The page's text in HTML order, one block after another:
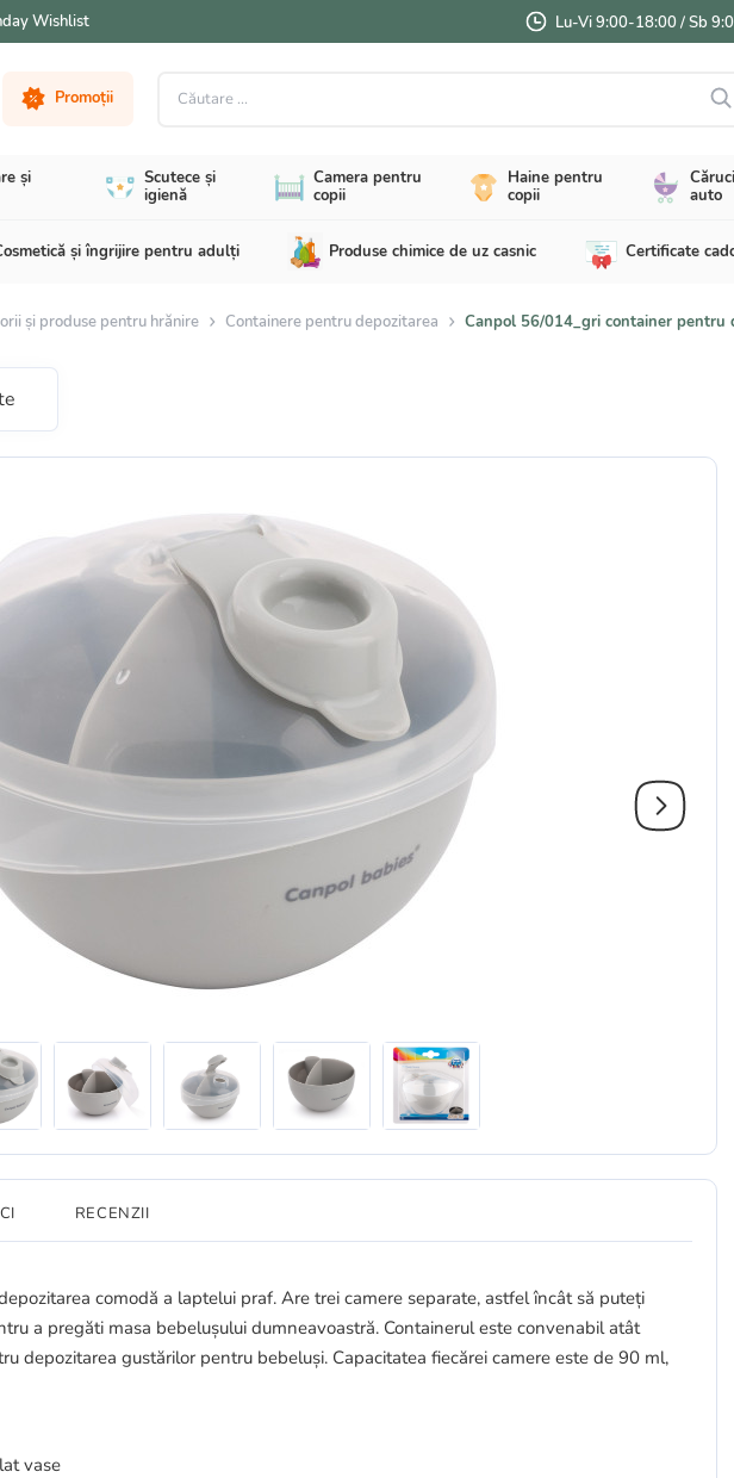
Wishlist Lu-Vi 9:00-18:00 / Sb
Promoții
și
Scutece și
igienă
Camera pentru
copii
Haine pentru
copii
auto
și îngrijire pentru adulți Produse chimice de uz casnic Certificate
și produse pentru hrănire Containere pentru depozitarea Canpol 56/014_gri container pentru
RECENZII
comodă a laptelui praf. Are trei camere separate, astfel încât să puteți
a pregăti masa bebelușului dumneavoastră. Containerul este convenabil atât
depozitarea gustărilor pentru bebeluși. Capacitatea fiecărei camere este de 90 ml,
vase